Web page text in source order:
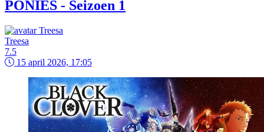
PONIES - Seizoen 1
Treesa
7.5
15 april 2026, 17:05